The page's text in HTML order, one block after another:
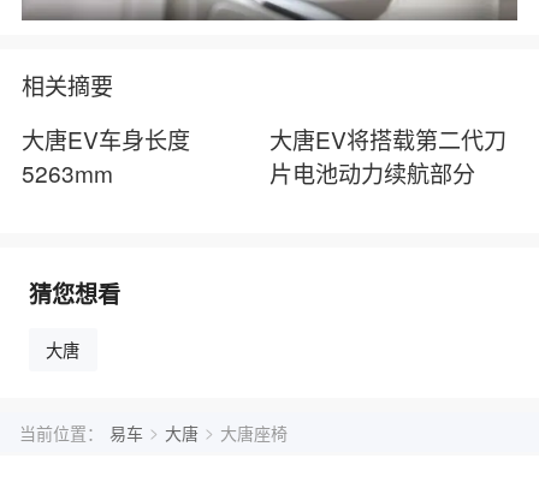
相关摘要
大唐EV车身长度
5263mm
大唐EV将搭载第二代刀
片电池动力续航部分
猜您想看
大唐
当前位置： 易车 > 大唐 > 大唐座椅